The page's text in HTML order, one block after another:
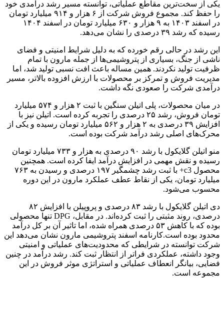
یکی از سخت‌ترین مقاطع عملیاتی، توانسته مسیر رشد درآمدی خود
را حفظ کند. مجموع فروش شرکت از ۶ هزار و ۹۱۴ میلیارد تومان
در اسفند ۱۴۰۳ به ۹ هزار و ۶۳۰ میلیارد تومان در اسفند ۱۴۰۴
رسیده که رشد ۳۹ درصدی را نشان می‌دهد.
این رشد در حالی رقم خورده که به دلیل شرایط امنیتی و فضای
ناشی از جنگ، بسیاری از پتروشیمی‌ها از جمله مارون با تمام
ظرفیت تولید نکردند. همین مساله باعث افت نسبی تولید شد، اما
مدیریت فروش و تمرکز بر محصولات با ارزش افزوده بالاتر، مسیر
درآمدی شرکت را صعودی نگه داشت.
در میان محصولات، پلی اتیلن سنگین با ثبت ۲ هزار و ۵۷۴ میلیارد
تومان فروش، رشد ۲۵ درصدی را تجربه کرده است. اتیلن نیز با
افزایش ۳۹ درصدی به ۲ هزار و ۵۶۲ میلیارد تومان رسیده و یکی از
محرک‌های اصلی رشد درآمد شرکت بوده است.
منو اتیلن گلایکول با رشد ۹۰ درصدی به هزار و ۷۳۳ میلیارد تومان
رسیده و نقش مهمی در افزایش درآمد ایفا کرده است. همچنین
محصول c3+ با ثبت رشد چشمگیر ۱۹۷ درصدی و رسیدن به ۷۶۳
میلیارد تومان، یکی از نقاط عطف عملکرد مارون در این دوره
محسوب می‌شود.
دی اتیلن گلایکول با رشد ۸۳ درصدی و پروپیلن با افزایش ۸۲
درصدی، روند مثبتی را ثبت کرده‌اند. در مقابل، DPG تنها محصولی
بوده که با کاهش ۵۳ درصدی همراه شده، اما تاثیر آن بر کل درآمد
محدود بوده است.کارنامه اسفند پتروشیمی مارون نشان می‌دهد این
شرکت توانسته در شرایطی که محدودیت‌های عملیاتی و امنیتی
وجود داشته، عملکردی فراتر از انتظار ثبت کند. رشد درآمد در چنین
فضایی، بیانگر انعطاف عملیاتی و استراتژی موثر فروش در این
مجموعه است.